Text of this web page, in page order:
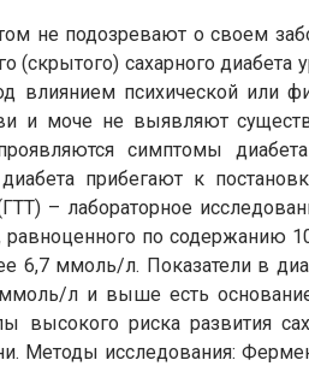
не подозревают о своем
(скрытого) сахарного
влиянием психической или
и моче не выявляют
симптомы
прибегают к
– лабораторное
равноценного по
6,7 ммоль/л. Показатели в
л и выше есть основание
высокого риска развития
Методы исследования: